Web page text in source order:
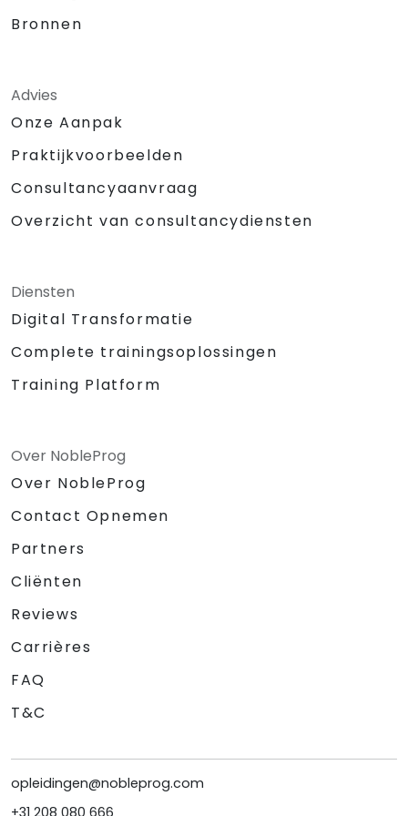
Bronnen
Advies
Onze Aanpak
Praktijkvoorbeelden
Consultancyaanvraag
Overzicht van consultancydiensten
Diensten
Digital Transformatie
Complete trainingsoplossingen
Training Platform
Over NobleProg
Over NobleProg
Contact Opnemen
Partners
Cliënten
Reviews
Carrières
FAQ
T&C
opleidingen@nobleprog.com